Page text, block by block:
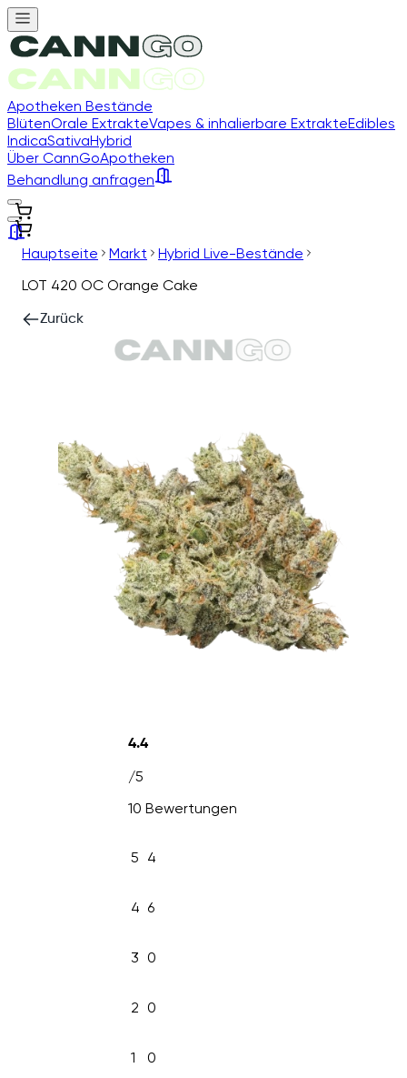
Apotheken Bestände
BlütenOrale ExtrakteVapes & inhalierbare ExtrakteEdibles
IndicaSativaHybrid
Über CannGoApotheken
Behandlung anfragen
Hauptseite Markt
Hybrid Live-Bestände
LOT 420 OC Orange Cake
Zurück
4.4
/5
10 Bewertungen
5 4
4 6
3 0
2 0
1 0